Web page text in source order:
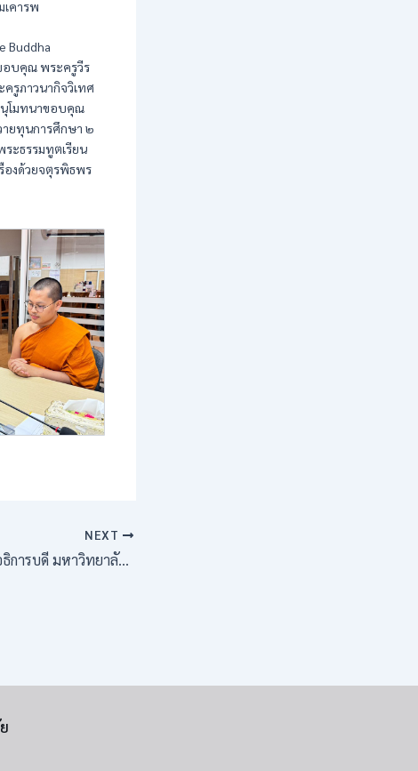
เคารพ
Buddha
อบคุณ พระครูวีร
รูภาวนากิจวิเทศ
นุโมทนาขอบคุณ
ายทุนการศึกษา ๒
ะธรรมทูตเรียน
องด้วยจตุรพิธพร
NEXT
อธิการบดี มหาวิทยาลัยมหาจุฬาลงกรณราชวิทยาลัย เป็นประธานมอบถวายทุนการศึกษา แก่พระนิสิตปริญญาโท ๙ รูป ที่สามารถสอบชิงทุนวิทยาลัยพระธรรมทูตได้